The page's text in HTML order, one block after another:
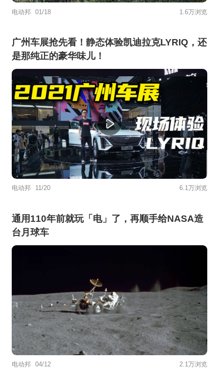
电动邦 01/18 1.6万浏览
广州车展抢先看！静态体验凯迪拉克LYRIQ，还
是那纯正的豪华味儿！
电动邦 11/20 6.1万浏览
通用110年前就玩「电」了，再顺手给NASA造
台月球车
电动邦 04/12 2.1万浏览